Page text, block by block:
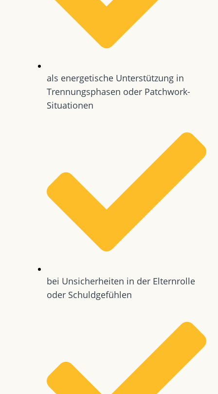
als energetische Unterstützung in
Trennungsphasen oder Patchwork-
Situationen
bei Unsicherheiten in der Elternrolle
oder Schuldgefühlen